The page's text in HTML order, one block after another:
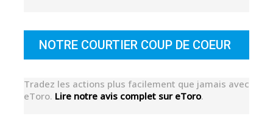
NOTRE COURTIER COUP DE COEUR
Tradez les actions plus facilement que jamais avec
eToro. Lire notre avis complet sur eToro.